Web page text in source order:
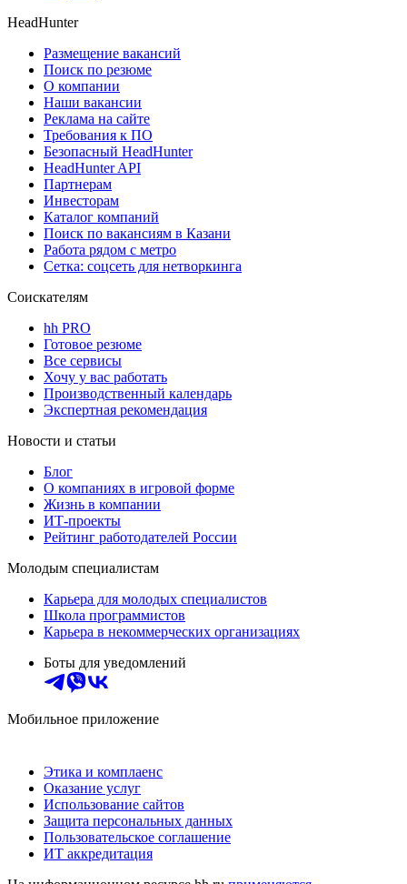
HeadHunter
Размещение вакансий
Поиск по резюме
О компании
Наши вакансии
Реклама на сайте
Требования к ПО
Безопасный HeadHunter
HeadHunter API
Партнерам
Инвесторам
Каталог компаний
Поиск по вакансиям в Казани
Работа рядом с метро
Сетка: соцсеть для нетворкинга
Соискателям
hh PRO
Готовое резюме
Все сервисы
Хочу у вас работать
Производственный календарь
Экспертная рекомендация
Новости и статьи
Блог
О компаниях в игровой форме
Жизнь в компании
ИТ-проекты
Рейтинг работодателей России
Молодым специалистам
Карьера для молодых специалистов
Школа программистов
Карьера в некоммерческих организациях
Боты для уведомлений
Мобильное приложение
Этика и комплаенс
Оказание услуг
Использование сайтов
Защита персональных данных
Пользовательское соглашение
ИТ аккредитация